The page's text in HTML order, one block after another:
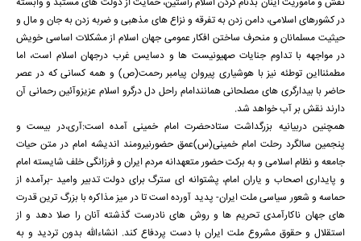
نقش و ماموریت اینان بدنام کردن اسلام راستین، حمایت از دولت های مستبد و وابسته
در کشورهای اسلامی، دامن زدن به تفرقه و نزاع های مذهبی و ضربه زدن به جان و مال و
حیثیت مسلمانان و منحرف ساختن افکار عمومی جهان اسلام از مشکلات اساسی خویش
در مواجهه با تداوم جنایات صهیونیست ها و دسایس غرب درجهان اسلام است، اما
مطمئنااین توطئه نیز با هوشیاری پیروان پیامبر رحمت(ص) و همه کسانی که در عصر
حاضر با بیدارگری های مصلحانی همانندامام راحل دل درگرو اسلام عزیزوآئین رحمانی آن
دارند نقش بر آب خواهد شد.
همچنین دربیانیه بزرگداشت ستادحضرت امام خمینی آمده است:آری،در بیست و
پنجمین سالگرد رحلت امام خمینی(س)عمق حضورنیرومند اندیشه امام در متن حیات
جامعه و نظام اسلامی و به برکت حضور متعهدانه مردم ایران و فرزانگی خلف شایسته امام
و پایداری اصحاب و یاران امام، پشتوانه ای سترگ برای دولت تدبیر وامید -برآمده از
حماسه و شعور سیاسی ملت ایران- پدید آورده است تا در میز مذاکره با بزرگ ترین قدرت
های جهان ناکارآمدی تحریم ها و روش های نادرست گذشته آنان را صلا دهد و از
استقلال و حقوق مشروع ملت ایران با دست پردفاع کند. انشاءالله بدون تردید و به